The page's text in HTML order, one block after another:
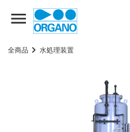
全商品 水処理装置